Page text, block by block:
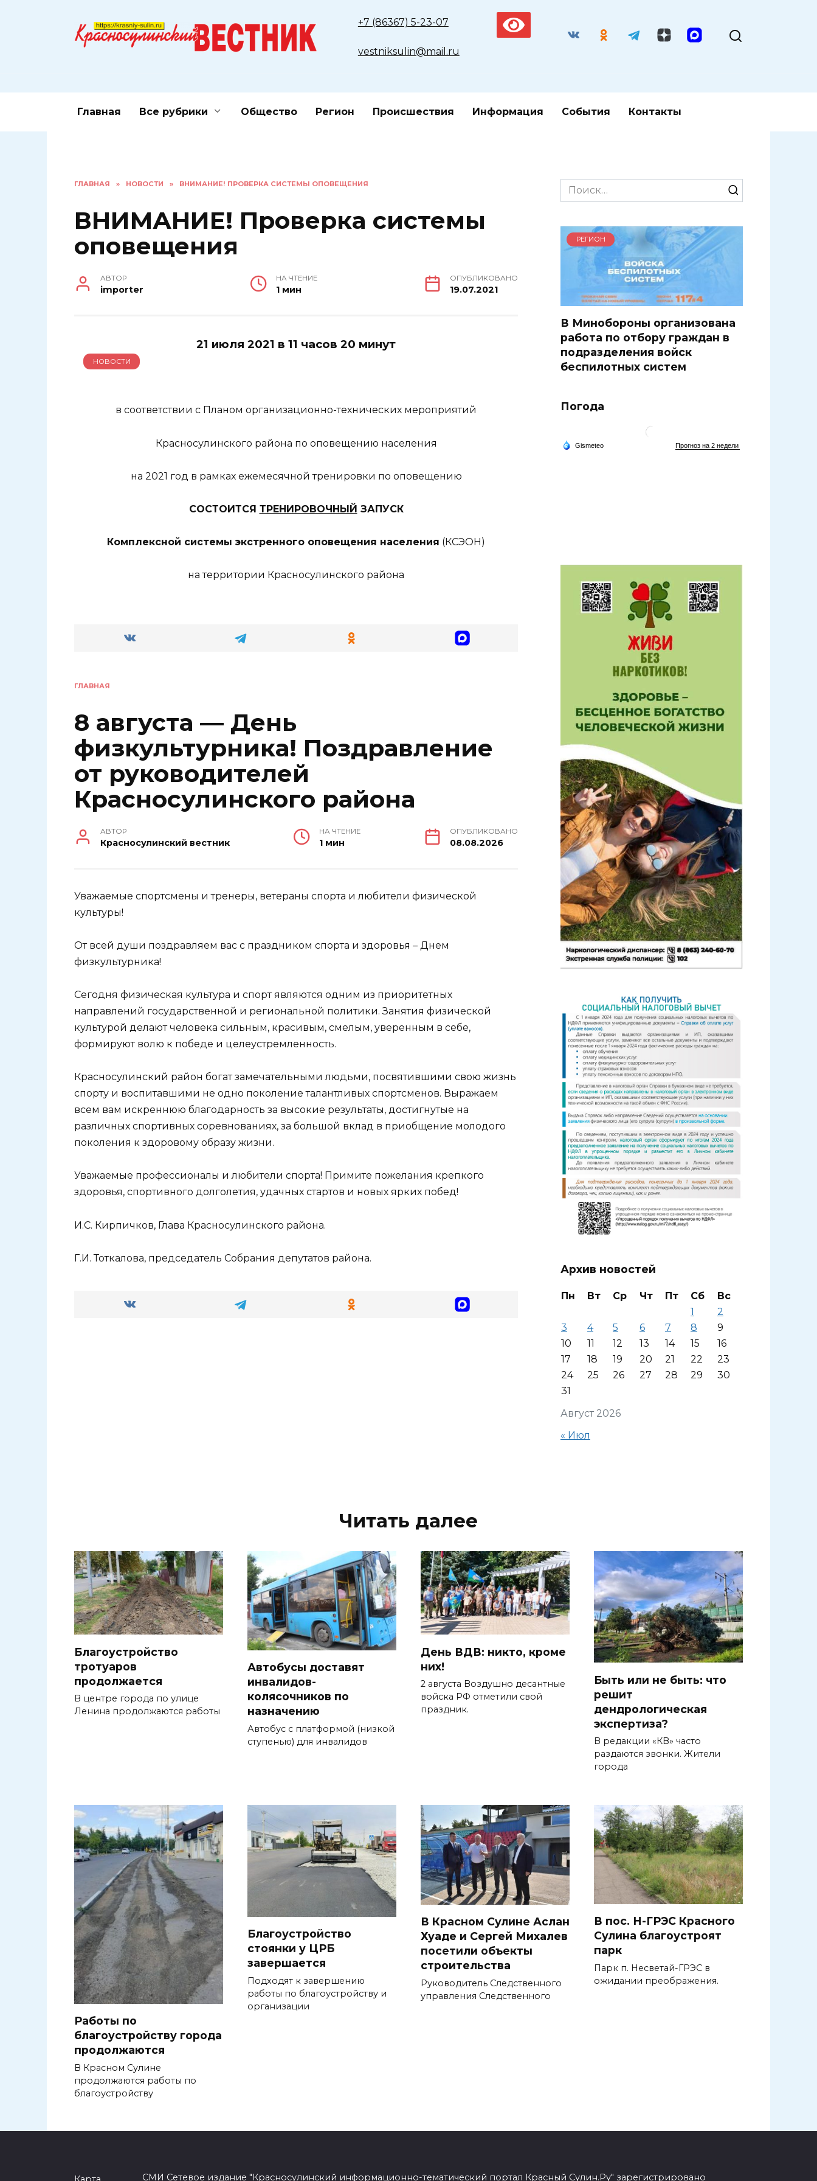
+7 (86367) 5-23-07
vestniksulin@mail.ru
Главная Все рубрики Общество Регион Происшествия Информация События Контакты
ГЛАВНАЯ » НОВОСТИ » ВНИМАНИЕ! ПРОВЕРКА СИСТЕМЫ ОПОВЕЩЕНИЯ
ВНИМАНИЕ! Проверка системы
оповещения
АВТОР
importer
НА ЧТЕНИЕ
1 мин
ОПУБЛИКОВАНО
19.07.2021
21 июля 2021 в 11 часов 20 минут
НОВОСТИ
в соответствии с Планом организационно-технических мероприятий
Красносулинского района по оповещению населения
на 2021 год в рамках ежемесячной тренировки по оповещению
СОСТОИТСЯ ТРЕНИРОВОЧНЫЙ ЗАПУСК
Комплексной системы экстренного оповещения населения (КСЭОН)
на территории Красносулинского района
ГЛАВНАЯ
8 августа — День
физкультурника! Поздравление
от руководителей
Красносулинского района
АВТОР
Красносулинский вестник
НА ЧТЕНИЕ
1 мин
ОПУБЛИКОВАНО
08.08.2026
Уважаемые спортсмены и тренеры, ветераны спорта и любители физической
культуры!
От всей души поздравляем вас с праздником спорта и здоровья – Днем
физкультурника!
Сегодня физическая культура и спорт являются одним из приоритетных
направлений государственной и региональной политики. Занятия физической
культурой делают человека сильным, красивым, смелым, уверенным в себе,
формируют волю к победе и целеустремленность.
Красносулинский район богат замечательными людьми, посвятившими свою жизнь
спорту и воспитавшими не одно поколение талантливых спортсменов. Выражаем
всем вам искреннюю благодарность за высокие результаты, достигнутые на
различных спортивных соревнованиях, за большой вклад в приобщение молодого
поколения к здоровому образу жизни.
Уважаемые профессионалы и любители спорта! Примите пожелания крепкого
здоровья, спортивного долголетия, удачных стартов и новых ярких побед!
И.С. Кирпичков, Глава Красносулинского района.
Г.И. Тоткалова, председатель Собрания депутатов района.
Search
for:
РЕГИОН
В Минобороны организована
работа по отбору граждан в
подразделения войск
беспилотных систем
Погода
Архив новостей
Август 2026
Пн Вт Ср Чт Пт Сб
Вс
1
2
3
4 5 6 7 8
9
10
11 12 13 14 15
16
17
18 19 20 21 22
23
24
25 26 27 28 29
30
31
« Июл
Читать далее
Благоустройство
тротуаров
продолжается
В центре города по улице
Ленина продолжаются работы
Автобусы доставят
инвалидов-
колясочников по
назначению
Автобус с платформой (низкой
ступенью) для инвалидов
День ВДВ: никто, кроме
них!
2 августа Воздушно десантные
войска РФ отметили свой
праздник.
Быть или не быть: что
решит
дендрологическая
экспертиза?
В редакции «КВ» часто
раздаются звонки. Жители
города
Работы по
благоустройству города
продолжаются
В Красном Сулине
продолжаются работы по
благоустройству
Благоустройство
стоянки у ЦРБ
завершается
Подходят к завершению
работы по благоустройству и
организации
В Красном Сулине Аслан
Хуаде и Сергей Михалев
посетили объекты
строительства
Руководитель Следственного
управления Следственного
В пос. Н-ГРЭС Красного
Сулина благоустроят
парк
Парк п. Несветай-ГРЭС в
ожидании преображения.
СМИ Сетевое издание "Красносулинский информационно-тематический портал Красный Сулин.Ру" зарегистрировано